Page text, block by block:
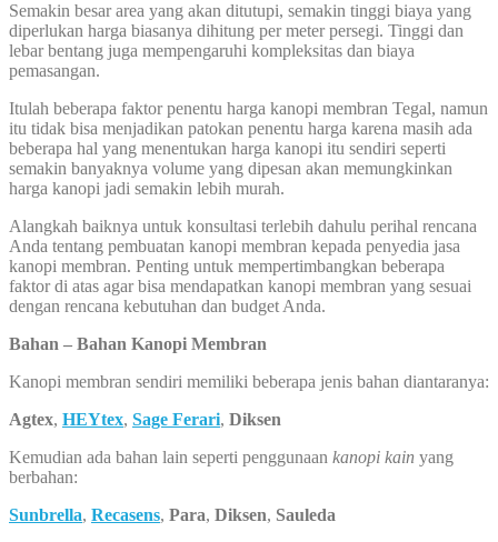
Semakin besar area yang akan ditutupi, semakin tinggi biaya yang
diperlukan harga biasanya dihitung per meter persegi. Tinggi dan
lebar bentang juga mempengaruhi kompleksitas dan biaya
pemasangan.
Itulah beberapa faktor penentu harga kanopi membran Tegal, namun
itu tidak bisa menjadikan patokan penentu harga karena masih ada
beberapa hal yang menentukan harga kanopi itu sendiri seperti
semakin banyaknya volume yang dipesan akan memungkinkan
harga kanopi jadi semakin lebih murah.
Alangkah baiknya untuk konsultasi terlebih dahulu perihal rencana
Anda tentang pembuatan kanopi membran kepada penyedia jasa
kanopi membran. Penting untuk mempertimbangkan beberapa
faktor di atas agar bisa mendapatkan kanopi membran yang sesuai
dengan rencana kebutuhan dan budget Anda.
Bahan – Bahan Kanopi Membran
Kanopi membran sendiri memiliki beberapa jenis bahan diantaranya:
Agtex, HEYtex, Sage Ferari, Diksen
Kemudian ada bahan lain seperti penggunaan kanopi kain yang
berbahan:
Sunbrella, Recasens, Para, Diksen, Sauleda